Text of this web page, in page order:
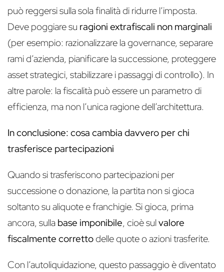
può reggersi sulla sola finalità di ridurre l’imposta.
Deve poggiare su ragioni extrafiscali non marginali
(per esempio: razionalizzare la governance, separare
rami d’azienda, pianificare la successione, proteggere
asset strategici, stabilizzare i passaggi di controllo). In
altre parole: la fiscalità può essere un parametro di
efficienza, ma non l’unica ragione dell’architettura.
In conclusione: cosa cambia davvero per chi
trasferisce partecipazioni
Quando si trasferiscono partecipazioni per
successione o donazione, la partita non si gioca
soltanto su aliquote e franchigie. Si gioca, prima
ancora, sulla base imponibile, cioè sulvalore
fiscalmente correttodelle quote o azioni trasferite.
Con l’autoliquidazione, questo passaggio è diventato